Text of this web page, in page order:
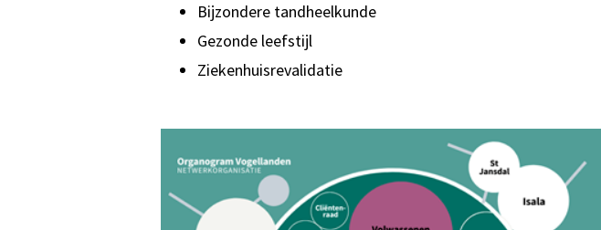
Bijzondere tandheelkunde
Gezonde leefstijl
Ziekenhuisrevalidatie